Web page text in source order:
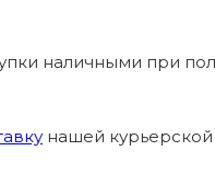
наличными при
нашей курьерской